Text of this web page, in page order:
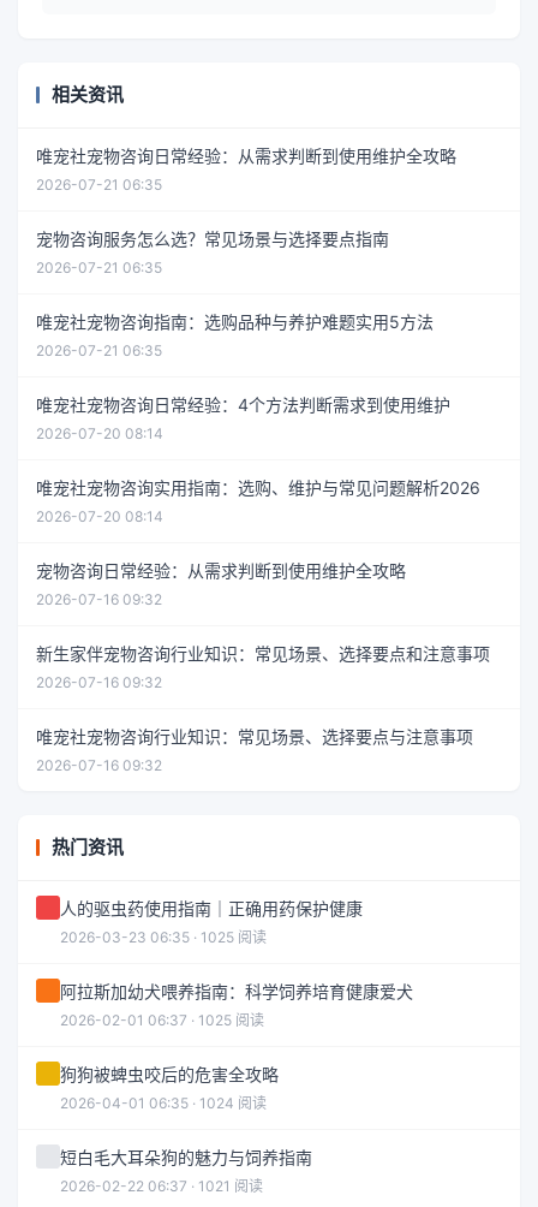
相关资讯
唯宠社宠物咨询日常经验：从需求判断到使用维护全攻略
2026-07-21 06:35
宠物咨询服务怎么选？常见场景与选择要点指南
2026-07-21 06:35
唯宠社宠物咨询指南：选购品种与养护难题实用5方法
2026-07-21 06:35
唯宠社宠物咨询日常经验：4个方法判断需求到使用维护
2026-07-20 08:14
唯宠社宠物咨询实用指南：选购、维护与常见问题解析2026
2026-07-20 08:14
宠物咨询日常经验：从需求判断到使用维护全攻略
2026-07-16 09:32
新生家伴宠物咨询行业知识：常见场景、选择要点和注意事项
2026-07-16 09:32
唯宠社宠物咨询行业知识：常见场景、选择要点与注意事项
2026-07-16 09:32
热门资讯
人的驱虫药使用指南｜正确用药保护健康
2026-03-23 06:35 · 1025 阅读
阿拉斯加幼犬喂养指南：科学饲养培育健康爱犬
2026-02-01 06:37 · 1025 阅读
狗狗被蜱虫咬后的危害全攻略
2026-04-01 06:35 · 1024 阅读
短白毛大耳朵狗的魅力与饲养指南
2026-02-22 06:37 · 1021 阅读